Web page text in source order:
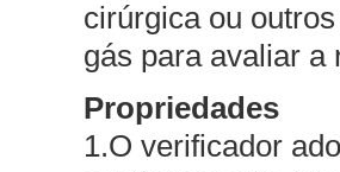
cirúrgica ou
gás para avaliar a
Propriedades
1.O verificador